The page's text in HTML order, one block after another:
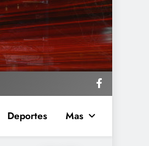
Deportes Mas